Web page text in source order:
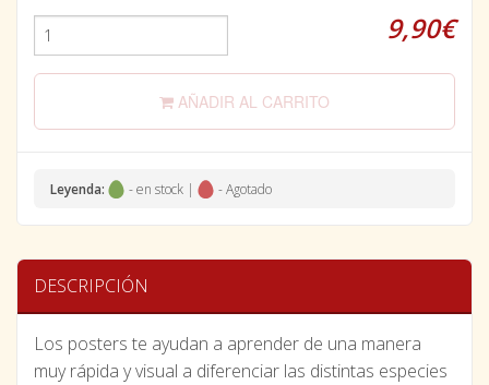
9,90€
AÑADIR AL CARRITO
Leyenda: - en stock | - Agotado
DESCRIPCIÓN
Los posters te ayudan a aprender de una manera
muy rápida y visual a diferenciar las distintas especies